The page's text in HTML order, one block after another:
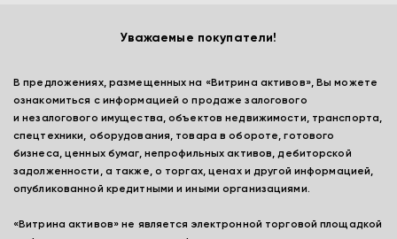
Уважаемые покупатели!
В предложениях, размещенных на «Витрина активов», Вы можете
ознакомиться с информацией о продаже залогового
и незалогового имущества, объектов недвижимости, транспорта,
спецтехники, оборудования, товара в обороте, готового
бизнеса, ценных бумаг, непрофильных активов, дебиторской
задолженности, а также, о торгах, ценах и другой информацией,
опубликованной кредитными и иными организациями.
«Витрина активов» не является электронной торговой площадкой